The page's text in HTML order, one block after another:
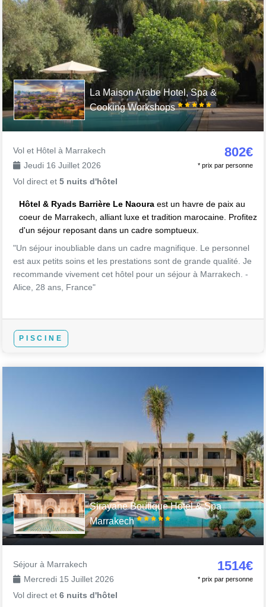
La Maison Arabe Hotel, Spa &
Cooking Workshops
Vol et Hôtel à Marrakech
Jeudi 16 Juillet 2026
Vol direct et5 nuits d'hôtel
802€
* prix par personne
Hôtel & Ryads Barrière Le Naoura est un havre de paix au
coeur de Marrakech, alliant luxe et tradition marocaine. Profitez
d'un séjour reposant dans un cadre somptueux.
"Un séjour inoubliable dans un cadre magnifique. Le personnel
est aux petits soins et les prestations sont de grande qualité. Je
recommande vivement cet hôtel pour un séjour à Marrakech. -
Alice, 28 ans, France"
PISCINE
Sirayane Boutique Hotel & Spa
Marrakech
Séjour à Marrakech
Mercredi 15 Juillet 2026
Vol direct et6 nuits d'hôtel
1514€
* prix par personne